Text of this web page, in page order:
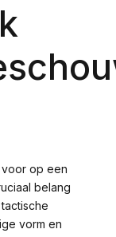
op een
belang
vorm en